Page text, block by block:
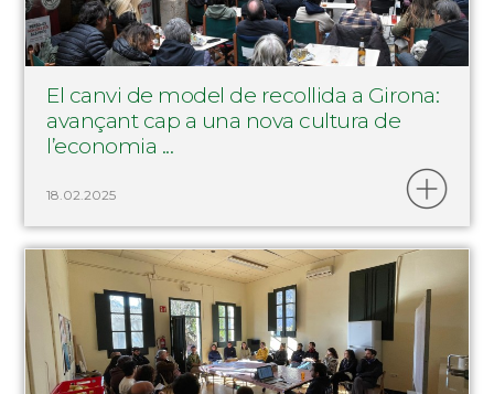
El canvi de model de recollida a Girona:
avançant cap a una nova cultura de
l’economia ...
18.02.2025